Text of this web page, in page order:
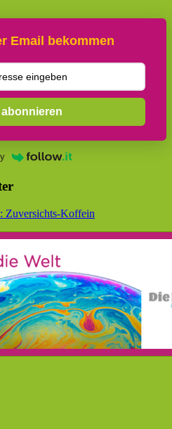
Email bekommen
abonnieren
Zuversichts-Koffein